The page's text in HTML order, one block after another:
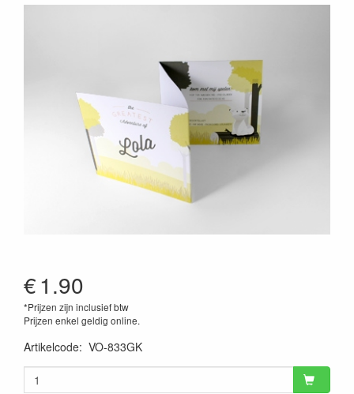
€1.90
*Prijzen zijn inclusief btw
Prijzen enkel geldig online.
Artikelcode: VO-833GK